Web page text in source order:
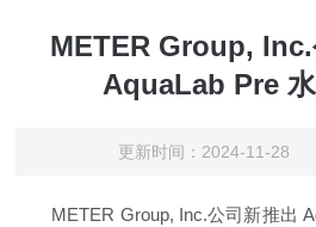
METER Group,
AquaLab Pre
更新时间：2024-11-28
METER Group, Inc.公司新推出